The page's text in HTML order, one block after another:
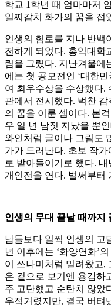
학교 1학년 때 엄마마저
일찌감치 화가의 꿈을 접
인생의 험로를 지나 반백
전하게 되었다. 홍익대학
림을 그렸다. 지난겨울에
에는 첫 공모전인 ‘대한
여 최우수상을 수상했다.
관에서 전시했다. 벅찬
의 꿈을 이룬 셈이다. 본
우 일 년 남짓 지났을 뿐
와인처럼 글이나 그림도
가가 드러난다. 초보 작가
로 받아들이기로 했다. 내
개인전을 연다. 벌써부터
인생의 무대 끝날 때까지
남들보다 일찍 인생의 고
년 이후에는 ‘화양연화’
이 쓰나미처럼 밀려왔고,
은 겉으로 보기엔 용감하
주 고단했고 순탄치 않았
우적거렸지만, 결국 버텨